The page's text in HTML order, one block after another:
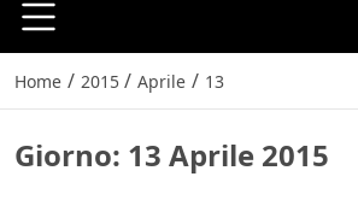
Home / 2015 / Aprile / 13
Giorno: 13 Aprile 2015